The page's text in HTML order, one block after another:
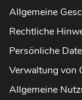
Allgemeine
Rechtliche
Persönliche
Verwaltung von
Allgemeine